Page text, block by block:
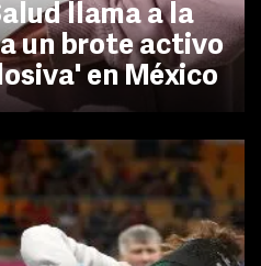
llama a la
un brote activo
en México